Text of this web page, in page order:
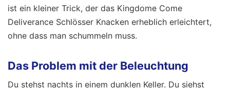
ist ein kleiner Trick, der das Kingdome Come
Deliverance Schlösser Knacken erheblich erleichtert,
ohne dass man schummeln muss.
Das Problem mit der Beleuchtung
Du stehst nachts in einem dunklen Keller. Du siehst